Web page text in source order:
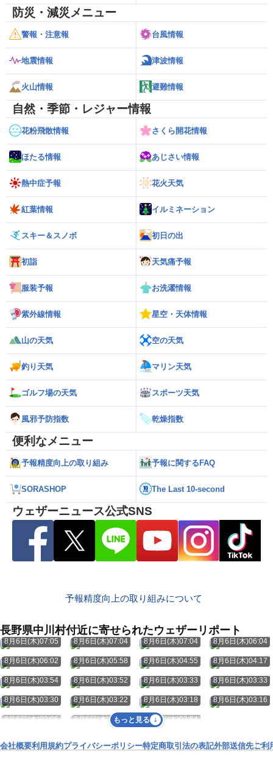
防災・減災メニュー
警報・注意報 台風情報
地震情報 津波情報
火山情報 避難情報
自然・季節・レジャー情報
花粉飛散情報 さくら開花情報
ほたる情報 あじさい情報
熱中症予報 花火天気
紅葉情報 イルミネーション
スキー＆スノボ 初日の出
初詣 天気痛予報
服装予報 お洗濯情報
紫外線情報 星空・天体情報
山の天気 空の天気
釣り天気 マリン天気
ゴルフ場の天気 スポーツ天気
風邪予防指数 乾燥指数
便利なメニュー
予報精度向上の取り組み 予報に関するFAQ
SORASHOP The Last 10-second
ウェザーニュース公式SNS
予報精度向上の取り組みについて
長野県中川村付近に寄せられたウェザーリポート
8月6日(木)07:05 8月6日(木)07:04 8月6日(木)07:04 8月6日(木)06:04
8月6日(木)06:02 8月6日(木)05:58 8月6日(木)04:55 8月6日(木)04:17
8月6日(木)03:54 8月6日(木)03:52 8月6日(木)03:33 8月6日(木)03:33
8月6日(木)03:30 8月6日(木)03:22 8月6日(木)03:18 8月6日(木)03:16
8月6日(木)03:06 8月6日(木)03:04 8月6日(木)02:54
もっと見る
会社概要利用規約プライバシーポリシー特定商取引法の表記外部送信先ご利